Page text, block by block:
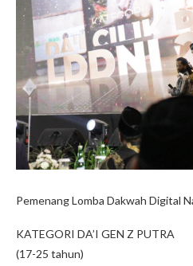
Pemenang Lomba Dakwah Digital
KATEGORI DA’I GEN Z PUTRA
(17-25 tahun)